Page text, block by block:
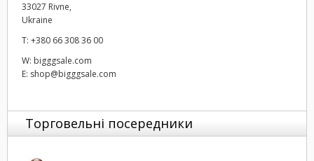
Singapore
South Africa
Spain
Chinese Taipei
33027 Rivne,
Ukraine
T: +380 66 308 36 00
W: bigggsale.com
E: shop@bigggsale.com
Торговельні посередники